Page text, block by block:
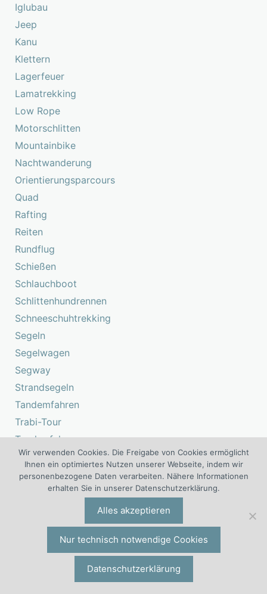
Iglubau
Jeep
Kanu
Klettern
Lagerfeuer
Lamatrekking
Low Rope
Motorschlitten
Mountainbike
Nachtwanderung
Orientierungsparcours
Quad
Rafting
Reiten
Rundflug
Schießen
Schlauchboot
Schlittenhundrennen
Schneeschuhtrekking
Segeln
Segelwagen
Segway
Strandsegeln
Tandemfahren
Trabi-Tour
Treckerfahren
Trike
Wanderung
Komplettprogramme für Team Incentives,
Wir verwenden Cookies. Die Freigabe von Cookies ermöglicht
Ihnen ein optimiertes Nutzen unserer Webseite, indem wir
personenbezogene Daten verarbeiten. Nähere Informationen
erhalten Sie in unserer Datenschutzerklärung.
Alles akzeptieren
Nur technisch notwendige Cookies
Datenschutzerklärung